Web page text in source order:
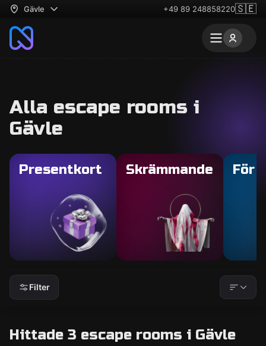
Gävle +49 89 248858220🇸🇪
Alla escape rooms i
Gävle
Presentkort Skrämmande För
Filter
Hittade 3 escape rooms i Gävle